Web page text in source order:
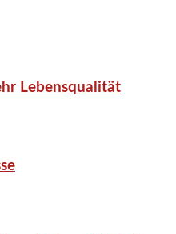
Lebensqualität